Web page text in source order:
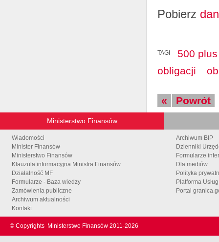
Pobierz
TAGI
500 plus
obligacji
« Powrót
Ministerstwo Finansów
Wiadomości
Minister Finansów
Ministerstwo Finansów
Klauzula informacyjna Ministra Finansów
Działalność MF
Formularze - Baza wiedzy
Zamówienia publiczne
Archiwum aktualności
Kontakt
Archiwum BIP
Dzienniki
Formularze
Dla mediów
Polityka
Platforma
Portal
© Copyrights Ministerstwo Finansów 2011-2026